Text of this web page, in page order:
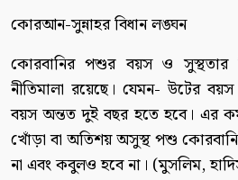
কোরআন-সুন্নাহর বিধান লঙ্ঘন
কোরবানির পশুর বয়স ও সুস্থতার
নীতিমালা রয়েছে। যেমন- উটের
বয়স অন্তত দুই বছর হতে হবে। এর
খোঁড়া বা অতিশয় অসুস্থ পশু কোরবানি
না এবং কবুলও হবে না। (মুসলিম,